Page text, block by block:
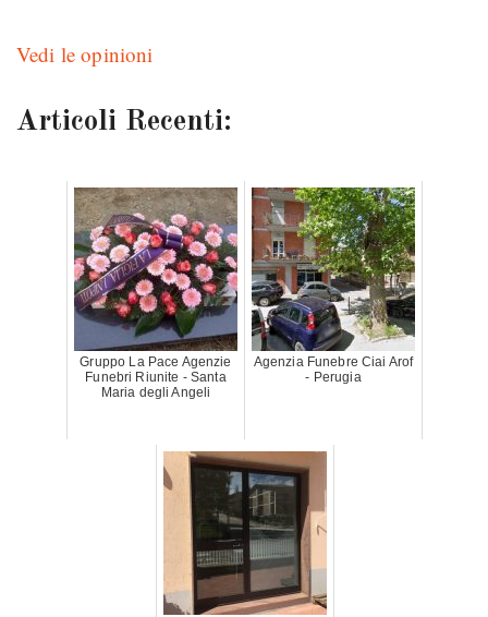
Vedi le opinioni
Articoli Recenti:
Gruppo La Pace Agenzie
Funebri Riunite - Santa
Maria degli Angeli
Agenzia Funebre Ciai Arof
- Perugia